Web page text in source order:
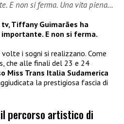
E non si ferma. Una vita piena…
Tiffany Guimarães ha
E non si ferma.
i sogni si realizzano. Come
che alle finali del 23 e 24
Miss Trans Italia Sudamerica
la prestigiosa fascia di
percorso artistico di